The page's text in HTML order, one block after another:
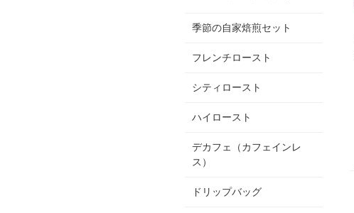
季節の自家焙煎セット
フレンチロースト
シティロースト
ハイロースト
デカフェ（カフェインレ
ス）
ドリップバッグ